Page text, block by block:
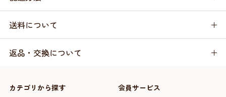
送料について
返品・交換について
カテゴリから探す 会員サービス